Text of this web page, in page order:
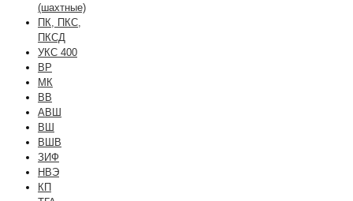
(шахтные)
ПК, ПКС,
ПКСД
УКС 400
ВР
МК
ВВ
АВШ
ВШ
ВШВ
ЗИФ
НВЭ
КП